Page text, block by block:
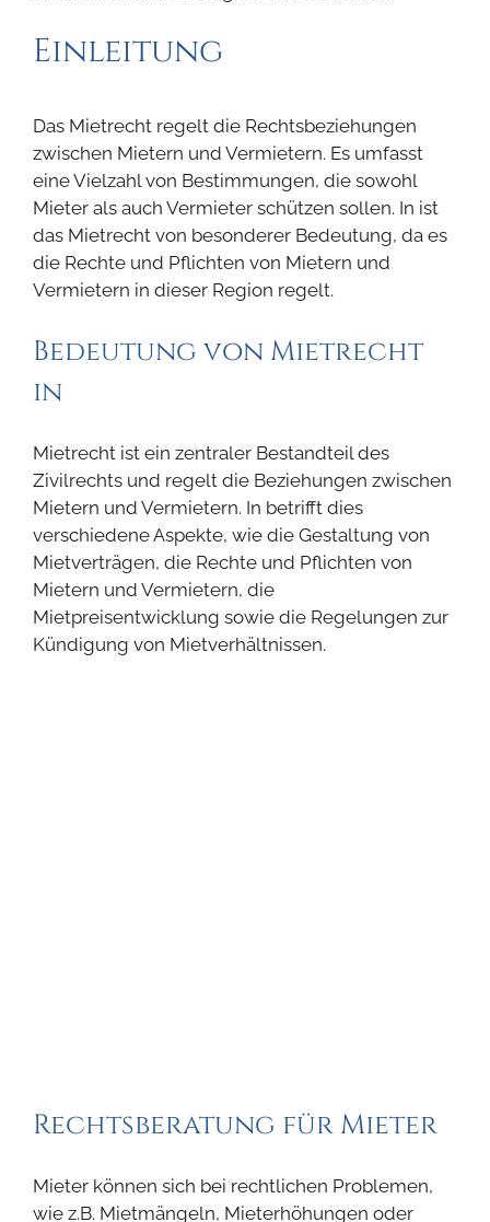
Einleitung
Das Mietrecht regelt die Rechtsbeziehungen
zwischen Mietern und Vermietern. Es umfasst
eine Vielzahl von Bestimmungen, die sowohl
Mieter als auch Vermieter schützen sollen. In ist
das Mietrecht von besonderer Bedeutung, da es
die Rechte und Pflichten von Mietern und
Vermietern in dieser Region regelt.
Bedeutung von Mietrecht
in
Mietrecht ist ein zentraler Bestandteil des
Zivilrechts und regelt die Beziehungen zwischen
Mietern und Vermietern. In betrifft dies
verschiedene Aspekte, wie die Gestaltung von
Mietverträgen, die Rechte und Pflichten von
Mietern und Vermietern, die
Mietpreisentwicklung sowie die Regelungen zur
Kündigung von Mietverhältnissen.
Rechtsberatung für Mieter
Mieter können sich bei rechtlichen Problemen,
wie z.B. Mietmängeln, Mieterhöhungen oder